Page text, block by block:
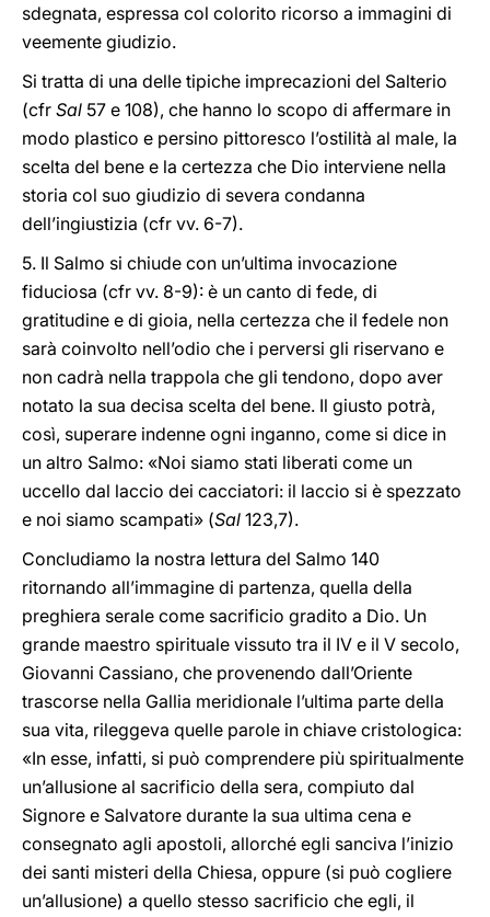
sdegnata, espressa col colorito ricorso a immagini di
veemente giudizio.
Si tratta di una delle tipiche imprecazioni del Salterio
(cfr Sal 57 e 108), che hanno lo scopo di affermare in
modo plastico e persino pittoresco l’ostilità al male, la
scelta del bene e la certezza che Dio interviene nella
storia col suo giudizio di severa condanna
dell’ingiustizia (cfr vv. 6-7).
5. Il Salmo si chiude con un’ultima invocazione
fiduciosa (cfr vv. 8-9): è un canto di fede, di
gratitudine e di gioia, nella certezza che il fedele non
sarà coinvolto nell’odio che i perversi gli riservano e
non cadrà nella trappola che gli tendono, dopo aver
notato la sua decisa scelta del bene. Il giusto potrà,
così, superare indenne ogni inganno, come si dice in
un altro Salmo: «Noi siamo stati liberati come un
uccello dal laccio dei cacciatori: il laccio si è spezzato
e noi siamo scampati» (Sal 123,7).
Concludiamo la nostra lettura del Salmo 140
ritornando all’immagine di partenza, quella della
preghiera serale come sacrificio gradito a Dio. Un
grande maestro spirituale vissuto tra il IV e il V secolo,
Giovanni Cassiano, che provenendo dall’Oriente
trascorse nella Gallia meridionale l’ultima parte della
sua vita, rileggeva quelle parole in chiave cristologica:
«In esse, infatti, si può comprendere più spiritualmente
un’allusione al sacrificio della sera, compiuto dal
Signore e Salvatore durante la sua ultima cena e
consegnato agli apostoli, allorché egli sanciva l’inizio
dei santi misteri della Chiesa, oppure (si può cogliere
un’allusione) a quello stesso sacrificio che egli, il